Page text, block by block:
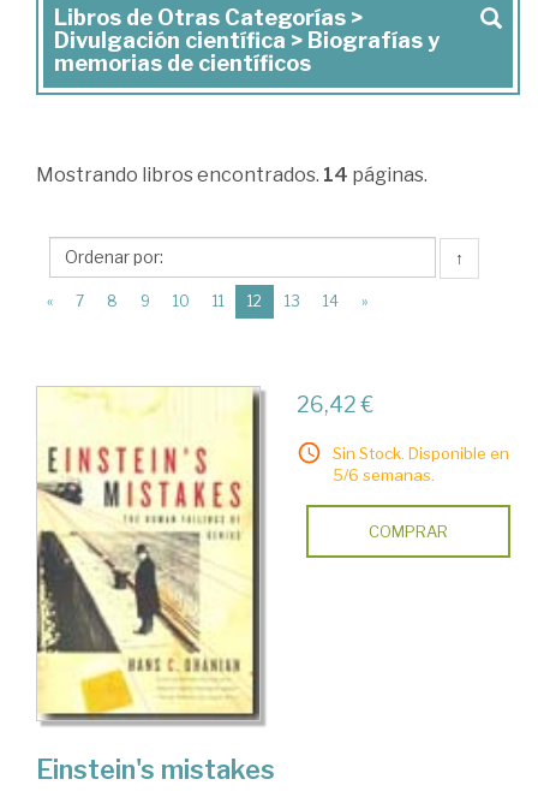
Libros
de
Otras
>
científica
>
memorias
de
científicos
Libros de Otras Categorías >
Divulgación científica > Biografías y
memorias de científicos
Mostrando libros encontrados. 14 páginas.
↑
« 7 8 9 10 11 12 (current)
13 14 »
26,42 €
Sin Stock. Disponible en
5/6 semanas.
COMPRAR
Einstein's mistakes